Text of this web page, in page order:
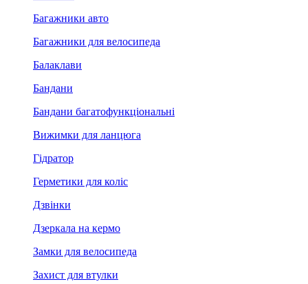
Багажники авто
Багажники для велосипеда
Балаклави
Бандани
Бандани багатофункціональні
Вижимки для ланцюга
Гідратор
Герметики для коліс
Дзвінки
Дзеркала на кермо
Замки для велосипеда
Захист для втулки